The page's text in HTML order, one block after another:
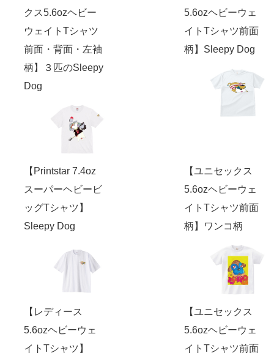
クス5.6ozヘビー
ウェイトTシャツ
前面・背面・左袖
柄】３匹のSleepy
Dog
5.6ozヘビーウェ
イトTシャツ前面
柄】Sleepy Dog
【Printstar 7.4oz
スーパーヘビービ
ッグTシャツ】
Sleepy Dog
【ユニセックス
5.6ozヘビーウェ
イトTシャツ前面
柄】ワンコ柄
【レディース
5.6ozヘビーウェ
イトTシャツ】
【ユニセックス
5.6ozヘビーウェ
イトTシャツ前面